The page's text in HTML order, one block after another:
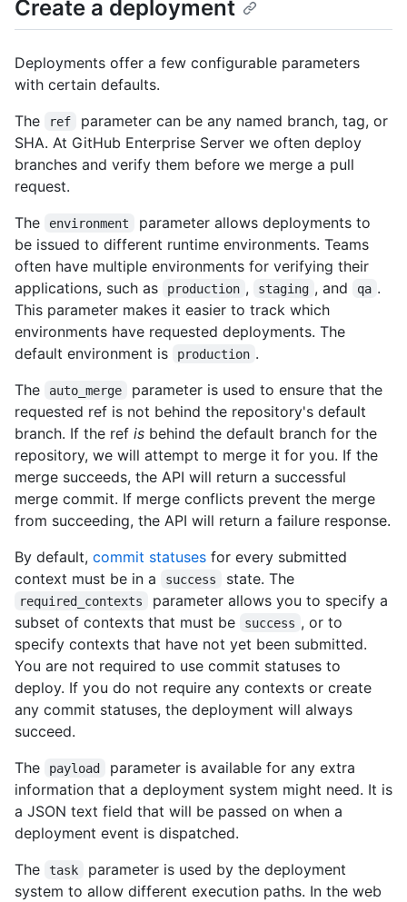
Create a deployment
Deployments offer a few configurable parameters
with certain defaults.
The
ref
parameter can be any named branch, tag, or
SHA. At GitHub Enterprise Server we often deploy
branches and verify them before we merge a pull
request.
The
environment
parameter allows deployments to
be issued to different runtime environments. Teams
often have multiple environments for verifying their
applications, such as
production , staging , and qa .
This parameter makes it easier to track which
environments have requested deployments. The
default environment is
production .
The
auto_merge
parameter is used to ensure that the
requested ref is not behind the repository's default
branch. If the ref is behind the default branch for the
repository, we will attempt to merge it for you. If the
merge succeeds, the API will return a successful
merge commit. If merge conflicts prevent the merge
from succeeding, the API will return a failure response.
By default, commit statuses for every submitted
context must be in a
success state. The
required_contexts
parameter allows you to specify a
subset of contexts that must be
success , or to
specify contexts that have not yet been submitted.
You are not required to use commit statuses to
deploy. If you do not require any contexts or create
any commit statuses, the deployment will always
succeed.
The
payload
parameter is available for any extra
information that a deployment system might need. It is
a JSON text field that will be passed on when a
deployment event is dispatched.
The
task
parameter is used by the deployment
system to allow different execution paths. In the web